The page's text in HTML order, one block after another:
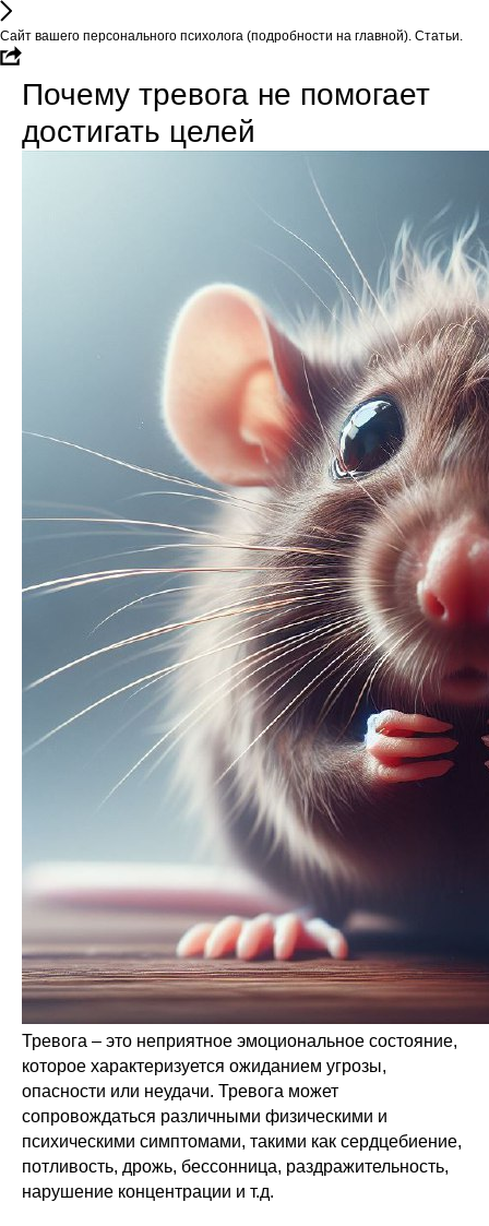
Сайт вашего персонального психолога (подробности на главной). Статьи.
Почему тревога не помогает
достигать целей
Тревога – это неприятное эмоциональное состояние,
которое характеризуется ожиданием угрозы,
опасности или неудачи. Тревога может
сопровождаться различными физическими и
психическими симптомами, такими как сердцебиение,
потливость, дрожь, бессонница, раздражительность,
нарушение концентрации и т.д.